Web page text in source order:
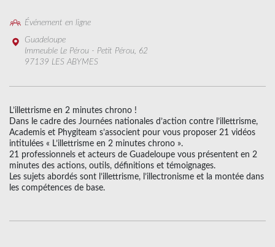
Événement en ligne
Guadeloupe
Immeuble Le Pérou - Petit Pérou, 62
97139 LES ABYMES
L’illettrisme en 2 minutes chrono !
Dans le cadre des Journées nationales d’action contre l’illettrisme,
Academis et Phygiteam s’associent pour vous proposer 21 vidéos
intitulées « L’illettrisme en 2 minutes chrono ».
21 professionnels et acteurs de Guadeloupe vous présentent en 2
minutes des actions, outils, définitions et témoignages.
Les sujets abordés sont l’illettrisme, l’illectronisme et la montée dans
les compétences de base.